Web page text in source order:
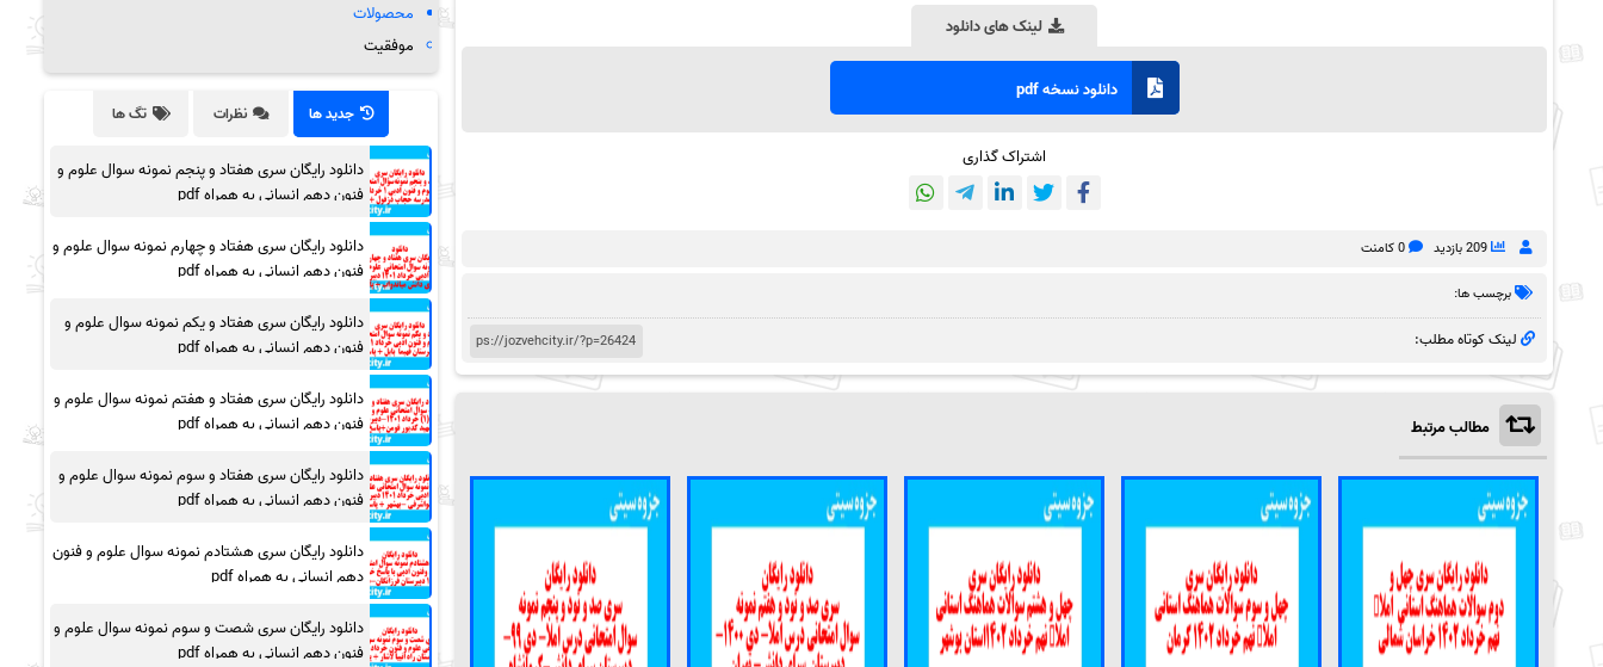
لینک های دانلود
دانلود نسخه pdf
اشتراک گذاری
209 بازدید 0 کامنت
برچسب ها:
لینک کوتاه مطلب:
مطالب مرتبط
محصولات
موفقیت
جدید ها نظرات تگ ها
دانلود رایگان سری هفتاد و پنجم نمونه سوال علوم و
فنون دهم انسانی به همراه pdf
دانلود رایگان سری هفتاد و چهارم نمونه سوال علوم و
فنون دهم انسانی به همراه pdf
دانلود رایگان سری هفتاد و یکم نمونه سوال علوم و
فنون دهم انسانی به همراه pdf
دانلود رایگان سری هفتاد و هفتم نمونه سوال علوم و
فنون دهم انسانی به همراه pdf
دانلود رایگان سری هفتاد و سوم نمونه سوال علوم و
فنون دهم انسانی به همراه pdf
دانلود رایگان سری هشتادم نمونه سوال علوم و فنون
دهم انسانی به همراه pdf
دانلود رایگان سری شصت و سوم نمونه سوال علوم و
فنون دهم انسانی به همراه pdf